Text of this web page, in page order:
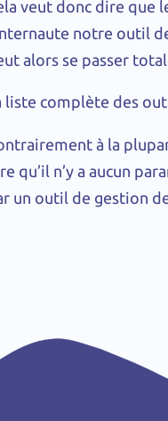
veut donc dire que
notre outil
alors se passer
liste complète des
à la
qu’il n’y a aucun
un outil de gestion